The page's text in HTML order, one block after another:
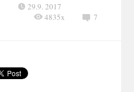
29.9. 2017
7
4835x